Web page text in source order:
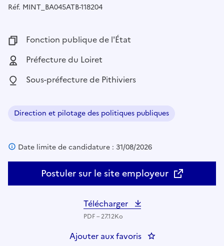
Réf. Référence :
MINT_BA045ATB-118204
Fonction publique :
Fonction publique de l'État
Employeur :
Préfecture du Loiret
Localisation :
Sous-préfecture de Pithiviers
Domaine :
Direction et pilotage des politiques publiques
Postuler sur le site employeur
Date limite de candidature : 31/08/2026
Télécharger
PDF – 27.12Ko
Ajouter aux favoris : Chargé(e) de